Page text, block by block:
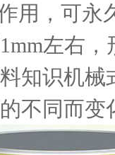
，可永
左右
知识机
不同而变